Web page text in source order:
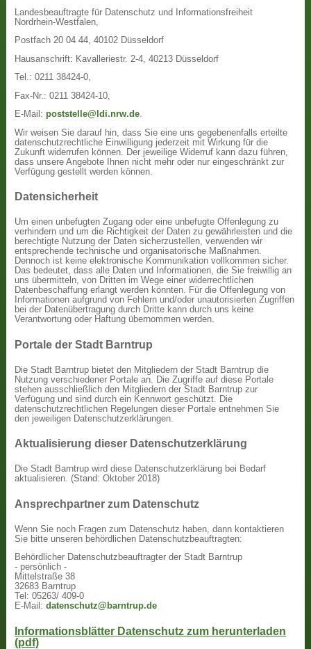
Landesbeauftragte für Datenschutz und Informationsfreiheit
Nordrhein-Westfalen,
Postfach 20 04 44, 40102 Düsseldorf
Hausanschrift: Kavalleriestr. 2-4, 40213 Düsseldorf
Tel.: 0211 38424-0,
Fax-Nr.: 0211 38424-10,
E-Mail:poststelle@ldi.nrw.de.
Wir weisen Sie darauf hin, dass Sie eine uns gegebenenfalls erteilte
datenschutzrechtliche Einwilligung jederzeit mit Wirkung für die
Zukunft widerrufen können. Der jeweilige Widerruf kann dazu führen,
dass unsere Angebote Ihnen nicht mehr oder nur eingeschränkt zur
Verfügung gestellt werden können.
Datensicherheit
Um einen unbefugten Zugang oder eine unbefugte Offenlegung zu
verhindern und um die Richtigkeit der Daten zu gewährleisten und die
berechtigte Nutzung der Daten sicherzustellen, verwenden wir
entsprechende technische und organisatorische Maßnahmen.
Dennoch ist keine elektronische Kommunikation vollkommen sicher.
Das bedeutet, dass alle Daten und Informationen, die Sie freiwillig an
uns übermitteln, von Dritten im Wege einer widerrechtlichen
Datenbeschaffung erlangt werden könnten. Für die Offenlegung von
Informationen aufgrund von Fehlern und/oder unautorisierten Zugriffen
bei der Datenübertragung durch Dritte kann durch uns keine
Verantwortung oder Haftung übernommen werden.
Portale der Stadt Barntrup
Die Stadt Barntrup bietet den Mitgliedern der Stadt Barntrup die
Nutzung verschiedener Portale an. Die Zugriffe auf diese Portale
stehen ausschließlich den Mitgliedern der Stadt Barntrup zur
Verfügung und sind durch ein Kennwort geschützt. Die
datenschutzrechtlichen Regelungen dieser Portale entnehmen Sie
den jeweiligen Datenschutzerklärungen.
Aktualisierung dieser Datenschutzerklärung
Die Stadt Barntrup wird diese Datenschutzerklärung bei Bedarf
aktualisieren. (Stand: Oktober 2018)
Ansprechpartner zum Datenschutz
Wenn Sie noch Fragen zum Datenschutz haben, dann kontaktieren
Sie bitte unseren behördlichen Datenschutzbeauftragten:
Behördlicher Datenschutzbeauftragter der Stadt Barntrup
- persönlich -
Mittelstraße 38
32683 Barntrup
Tel: 05263/ 409-0
E-Mail:datenschutz@barntrup.de
Informationsblätter Datenschutz zum herunterladen
(pdf)